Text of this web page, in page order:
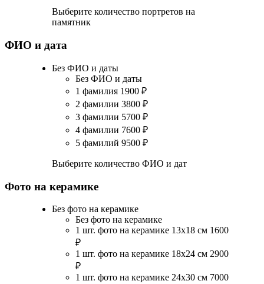
Выберите количество портретов на
памятник
ФИО и дата
Без ФИО и даты
Без ФИО и даты
1 фамилия 1900 ₽
2 фамилии 3800 ₽
3 фамилии 5700 ₽
4 фамилии 7600 ₽
5 фамилий 9500 ₽
Выберите количество ФИО и дат
Фото на керамике
Без фото на керамике
Без фото на керамике
1 шт. фото на керамике 13х18 см 1600
₽
1 шт. фото на керамике 18х24 см 2900
₽
1 шт. фото на керамике 24х30 см 7000